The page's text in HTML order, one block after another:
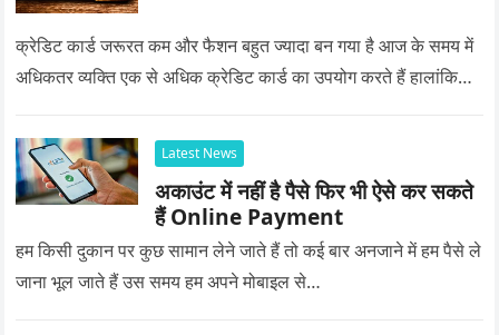
क्रेडिट कार्ड जरूरत कम और फैशन बहुत ज्यादा बन गया है आज के समय में
अधिकतर व्यक्ति एक से अधिक क्रेडिट कार्ड का उपयोग करते हैं हालांकि…
Latest News
अकाउंट में नहीं है पैसे फिर भी ऐसे कर सकते
हैं Online Payment
हम किसी दुकान पर कुछ सामान लेने जाते हैं तो कई बार अनजाने में हम पैसे ले
जाना भूल जाते हैं उस समय हम अपने मोबाइल से…